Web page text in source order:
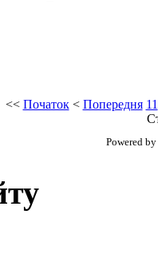
<< Початок< Попередня 11
Powered by